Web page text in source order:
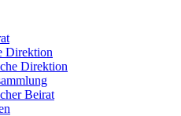
Direktion
Direktion
Beirat